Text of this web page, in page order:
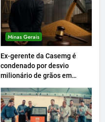
Minas Gerais
Ex-gerente da Casemg é
condenado por desvio
milionário de grãos em